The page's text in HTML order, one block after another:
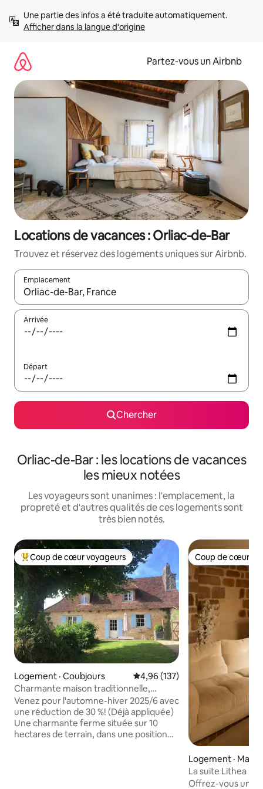
directement
Afficher dans la langue d'origine
Partez-vous un Airbnb
Locations de vacances : Orliac-de-Bar
Trouvez et réservez des logements uniques sur Airbnb.
Emplacement
Quand les résultats sont affichés, parcourez-les en utilisant
Arrivée
Départ
Chercher
Orliac-de-Bar : les locations de vacances
les mieux notées
Les voyageurs sont unanimes : l'emplacement, la
propreté et d'autres qualités de ces logements sont
très bien notés.
Coup de cœur voyageurs parmi les plus aimés
Coup de cœur voyageurs
Logement · Coubjours Note moyenne de 4,96 sur 5,
4,96 (137)
Charmante maison traditionnelle,
piscine de luxe partagée
Venez pour l'automne-hiver 2025/6 avec
une réduction de 30 %! (Déjà appliquée)
Une charmante ferme située sur 10
hectares de terrain, dans une position
Coup de cœur
Coup de cœur
Logement ·
La suite Lithea :
cinéma
Offrez-vous une